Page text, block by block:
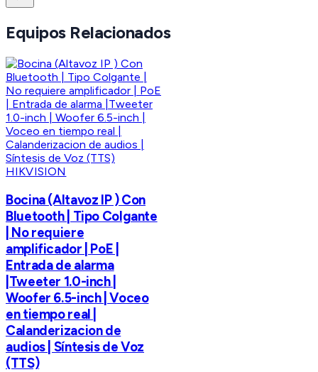
Equipos Relacionados
HIKVISION
Bocina (Altavoz IP ) Con
Bluetooth | Tipo Colgante
| No requiere
amplificador | PoE |
Entrada de alarma
|Tweeter 1.0-inch |
Woofer 6.5-inch | Voceo
en tiempo real |
Calanderizacion de
audios | Síntesis de Voz
(TTS)